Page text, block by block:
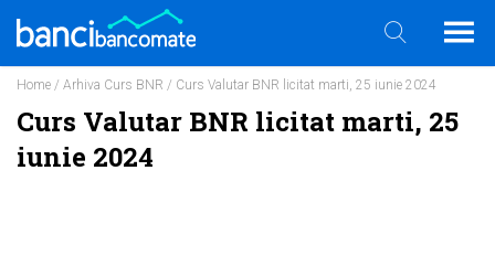
Home / Arhiva Curs BNR / Curs Valutar BNR licitat marti, 25 iunie 2024
Curs Valutar BNR licitat marti, 25
iunie 2024